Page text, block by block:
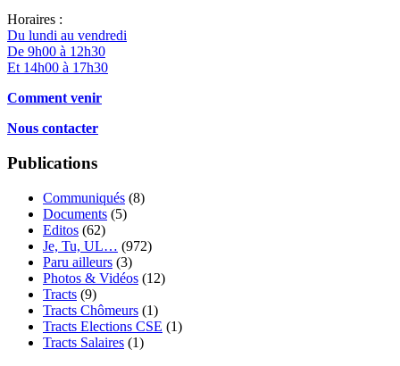
Horaires :
Du lundi au vendredi
De 9h00 à 12h30
Et 14h00 à 17h30
Comment venir
Nous contacter
Publications
Communiqués (8)
Documents (5)
Editos (62)
Je, Tu, UL… (972)
Paru ailleurs (3)
Photos & Vidéos (12)
Tracts (9)
Tracts Chômeurs (1)
Tracts Elections CSE (1)
Tracts Salaires (1)